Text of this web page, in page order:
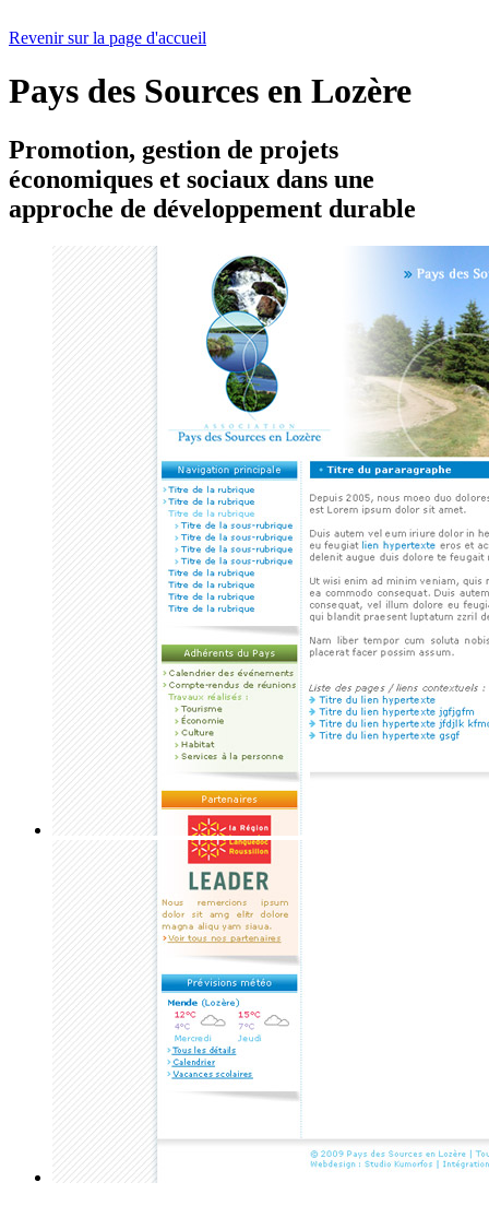
Revenir sur la page d'accueil
Pays des Sources en Lozère
Promotion, gestion de projets
économiques et sociaux dans une
approche de développement durable